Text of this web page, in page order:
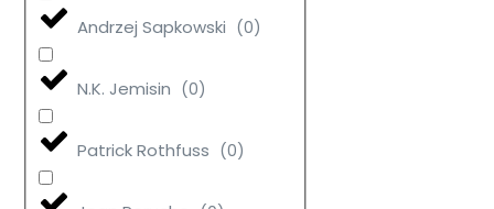
Andrzej Sapkowski (0)
N.K. Jemisin (0)
Patrick Rothfuss (0)